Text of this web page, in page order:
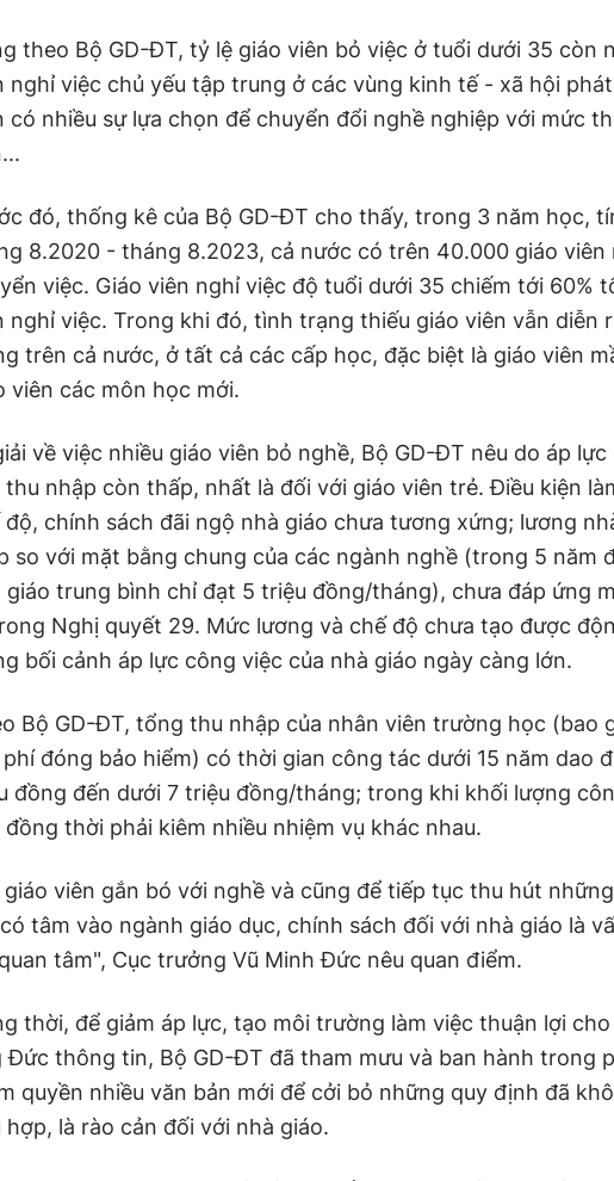
theo Bộ GD-ĐT, tỷ lệ giáo viên bỏ việc ở tuổi dưới 35 còn
nghỉ việc chủ yếu tập trung ở các vùng kinh tế - xã hội
có nhiều sự lựa chọn để chuyển đổi nghề nghiệp với mức
đó, thống kê của Bộ GD-ĐT cho thấy, trong 3 năm học,
8.2020 - tháng 8.2023, cả nước có trên 40.000 giáo viên
việc. Giáo viên nghỉ việc độ tuổi dưới 35 chiếm tới 60%
nghỉ việc. Trong khi đó, tình trạng thiếu giáo viên vẫn diễn
trên cả nước, ở tất cả các cấp học, đặc biệt là giáo viên
viên các môn học mới.
về việc nhiều giáo viên bỏ nghề, Bộ GD-ĐT nêu do áp
thu nhập còn thấp, nhất là đối với giáo viên trẻ. Điều kiện
độ, chính sách đãi ngộ nhà giáo chưa tương xứng; lương
so với mặt bằng chung của các ngành nghề (trong 5 năm
giáo trung bình chỉ đạt 5 triệu đồng/tháng), chưa đáp ứng
Nghị quyết 29. Mức lương và chế độ chưa tạo được
bối cảnh áp lực công việc của nhà giáo ngày càng lớn.
Bộ GD-ĐT, tổng thu nhập của nhân viên trường học (bao
phí đóng bảo hiểm) có thời gian công tác dưới 15 năm dao
đồng đến dưới 7 triệu đồng/tháng; trong khi khối lượng
đồng thời phải kiêm nhiều nhiệm vụ khác nhau.
viên gắn bó với nghề và cũng để tiếp tục thu hút
tâm vào ngành giáo dục, chính sách đối với nhà giáo là
tâm", Cục trưởng Vũ Minh Đức nêu quan điểm.
thời, để giảm áp lực, tạo môi trường làm việc thuận lợi cho
Đức thông tin, Bộ GD-ĐT đã tham mưu và ban hành trong
quyền nhiều văn bản mới để cởi bỏ những quy định đã
hợp, là rào cản đối với nhà giáo.